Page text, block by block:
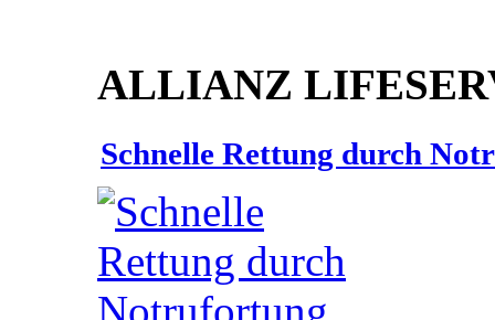
ALLIANZ
Schnelle Rettung durch